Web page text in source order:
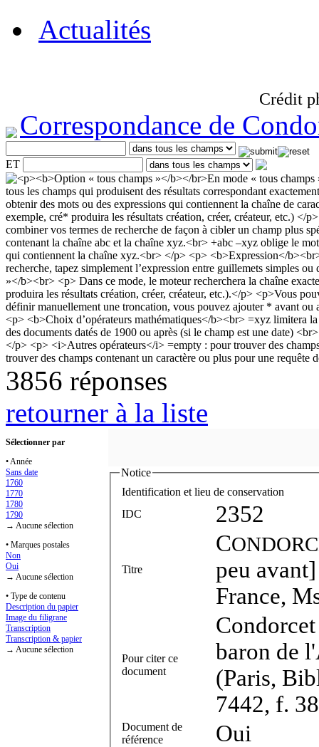
Actualités
Crédit
Correspondance de
ET
3856 réponses
retourner à la liste
Sélectionner par
• Année
Sans date
1760
1770
1780
1790
→ Aucune sélection
• Marques postales
Non
Oui
→ Aucune sélection
• Type de contenu
Description du papier
Image du filigrane
Transcription
Transcription & papier
→ Aucune sélection
Notice
Identification et lieu de conservation
IDC
2352
Titre
C
peu
France,
Pour citer ce
document
baron de
(Paris,
7442, f.
Document de
référence
Oui